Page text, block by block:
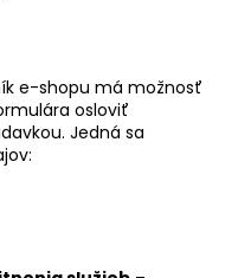
e-shopu má možnosť
osloviť
Jedná sa